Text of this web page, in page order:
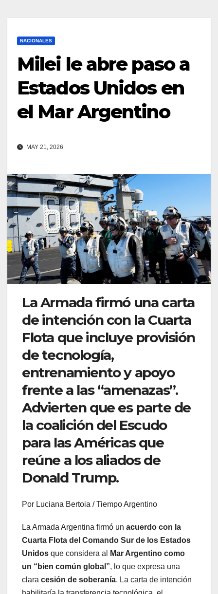
NACIONALES
Milei le abre paso a
Estados Unidos en
el Mar Argentino
MAY 21, 2026
La Armada firmó una carta
de intención con la Cuarta
Flota que incluye provisión
de tecnología,
entrenamiento y apoyo
frente a las “amenazas”.
Advierten que es parte de
la coalición del Escudo
para las Américas que
reúne a los aliados de
Donald Trump.
Por Luciana Bertoia / Tiempo Argentino
La Armada Argentina firmó un acuerdo con la
Cuarta Flota del Comando Sur de los Estados
Unidos que considera al
Mar Argentino como
un “bien común global”, lo que expresa una
clara cesión de soberanía. La carta de intención